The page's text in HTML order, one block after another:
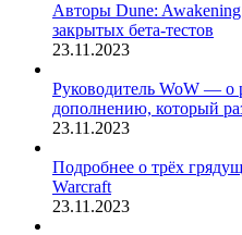
Авторы Dune:
закрытых бета-тестов
23.11.2023
Руководитель WoW — о
дополнению, который
23.11.2023
Подробнее о трёх
Warcraft
23.11.2023